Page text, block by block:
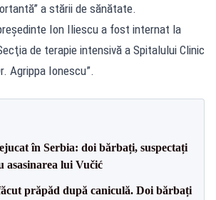
a stării de sănătate.
Ion Iliescu a fost internat la
de terapie intensivă a Spitalului Clinic
Agrippa Ionescu”.
în Serbia: doi bărbați, suspectați
asasinarea lui Vučić
prăpăd după caniculă. Doi bărbați